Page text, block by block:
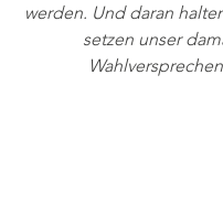
werden. Und daran
setzen unser